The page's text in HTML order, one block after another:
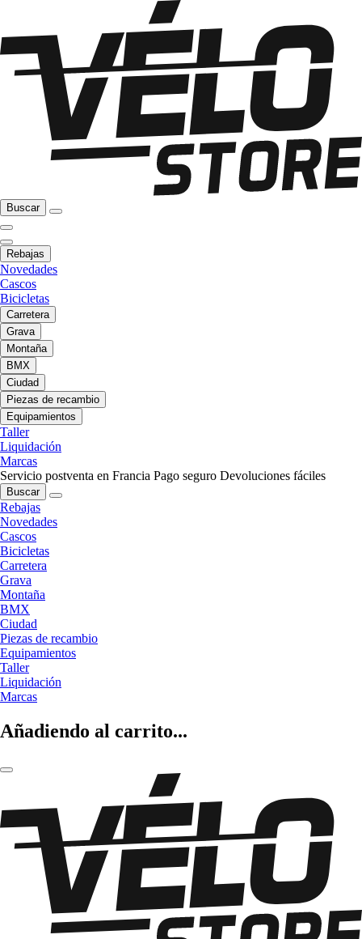
Buscar
Rebajas
Novedades
Cascos
Bicicletas
Carretera
Grava
Montaña
BMX
Ciudad
Piezas de recambio
Equipamientos
Taller
Liquidación
Marcas
Servicio postventa en Francia Pago seguro Devoluciones fáciles
Buscar
Rebajas
Novedades
Cascos
Bicicletas
Carretera
Grava
Montaña
BMX
Ciudad
Piezas de recambio
Equipamientos
Taller
Liquidación
Marcas
Añadiendo al carrito...